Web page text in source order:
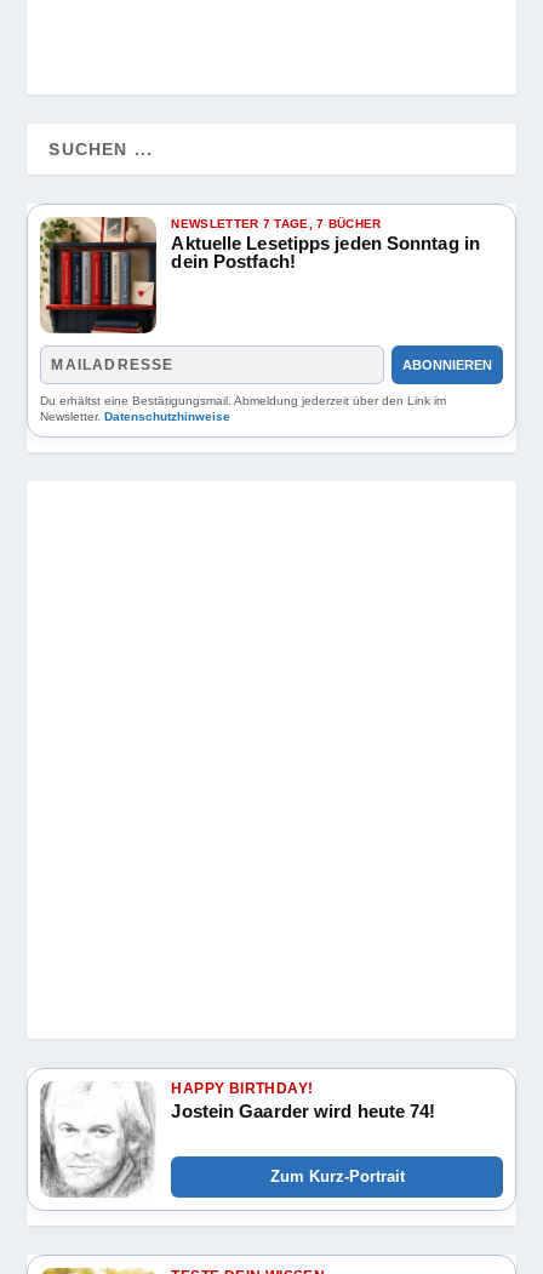
NEWSLETTER 7 TAGE, 7 BÜCHER
Aktuelle Lesetipps jeden Sonntag in
dein Postfach!
ABONNIEREN
Du erhältst eine Bestätigungsmail. Abmeldung jederzeit über den Link im
Newsletter.Datenschutzhinweise
HAPPY BIRTHDAY!
Jostein Gaarder wird heute 74!
Zum Kurz-Portrait